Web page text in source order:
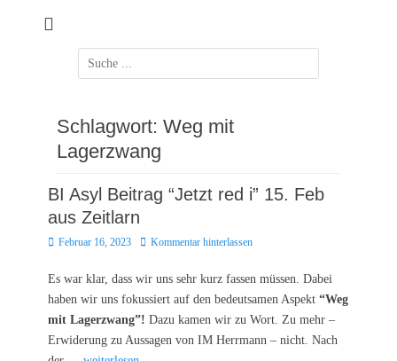
Suchen
nach:
Schlagwort: Weg mit
Lagerzwang
BI Asyl Beitrag “Jetzt red i” 15. Feb
aus Zeitlarn
Posted
Februar 16, 2023 Kommentar hinterlassen
Es war klar, dass wir uns sehr kurz fassen müssen. Dabei
haben wir uns fokussiert auf den bedeutsamen Aspekt “Weg
mit Lagerzwang”! Dazu kamen wir zu Wort. Zu mehr –
Erwiderung zu Aussagen von IM Herrmann – nicht. Nach